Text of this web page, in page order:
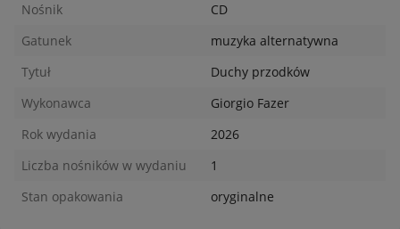
Nośnik
CD
Gatunek
muzyka alternatywna
Tytuł
Duchy przodków
Wykonawca
Giorgio Fazer
Rok wydania
2026
Liczba nośników w wydaniu
1
Stan opakowania
oryginalne